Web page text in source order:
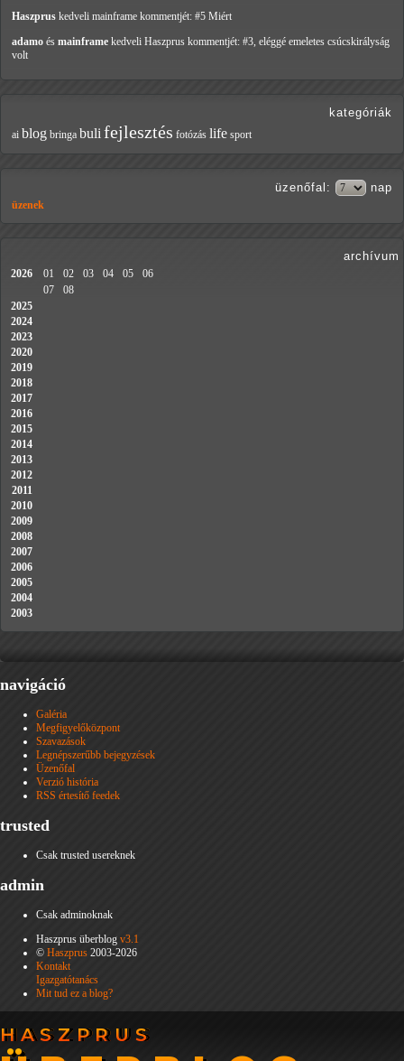
Haszprus kedveli mainframe kommentjét: #5 Miért
adamo és mainframe kedveli Haszprus kommentjét: #3, eléggé emeletes csúcskirályság
volt
kategóriák
ai blog bringa buli fejlesztés fotózás life sport
üzenőfal : nap
üzenek
archívum
2026 01 02 03 04 05
06
07
08
2025
2024
2023
2020
2019
2018
2017
2016
2015
2014
2013
2012
2011
2010
2009
2008
2007
2006
2005
2004
2003
navigáció
Galéria
Megfigyelőközpont
Szavazások
Legnépszerűbb bejegyzések
Üzenőfal
Verzió história
RSS értesítő feedek
trusted
Csak trusted usereknek
admin
Csak adminoknak
Haszprus überblog v3.1
© Haszprus 2003-2026
Kontakt
Igazgatótanács
Mit tud ez a blog?
HASZPRUS
HASZPRUS